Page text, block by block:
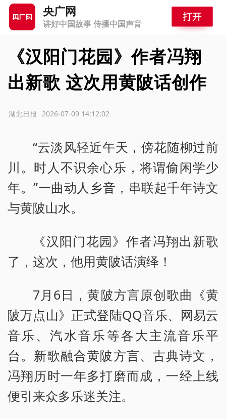
央广网
讲好中国故事 传播中国声音
《汉阳门花园》作者冯翔
出新歌 这次用黄陂话创作
2026-07-09 14:12:02
湖北日报
“云淡风轻近午天，傍花随柳过前
川。时人不识余心乐，将谓偷闲学少
年。”一曲动人乡音，串联起千年诗文
与黄陂山水。
《汉阳门花园》作者冯翔出新歌
了，这次，他用黄陂话演绎！
7月6日，黄陂方言原创歌曲《黄
陂万点山》正式登陆QQ音乐、网易云
音乐、汽水音乐等各大主流音乐平
台。新歌融合黄陂方言、古典诗文，
冯翔历时一年多打磨而成，一经上线
便引来众多乐迷关注。